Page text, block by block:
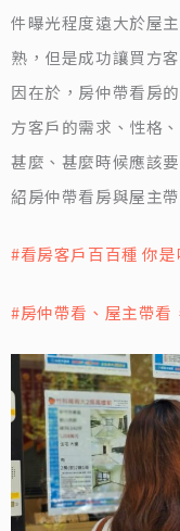
件曝光程度遠大於屋
熟，但是成功讓買方
因在於，房仲帶看房
方客戶的需求、性格
甚麼、甚麼時候應該
紹房仲帶看房與屋主
#看房客戶百百種 你是
#房仲帶看、屋主帶看